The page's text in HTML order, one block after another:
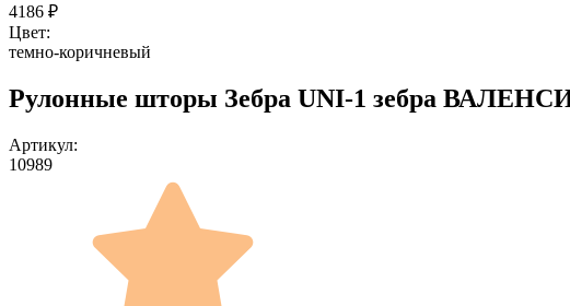
4186 ₽
Цвет:
темно-коричневый
Рулонные шторы Зебра UNI-1 зебра
Артикул:
10989